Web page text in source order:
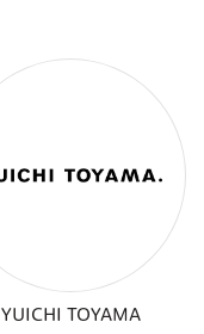
YUICHI TOYAMA